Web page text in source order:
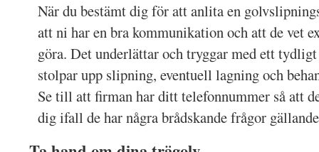
När du bestämt dig för att anlita en
att ni har en bra kommunikation och att de vet
göra. Det underlättar och tryggar med ett
stolpar upp slipning, eventuell lagning och
Se till att firman har ditt telefonnummer så att
dig ifall de har några brådskande frågor